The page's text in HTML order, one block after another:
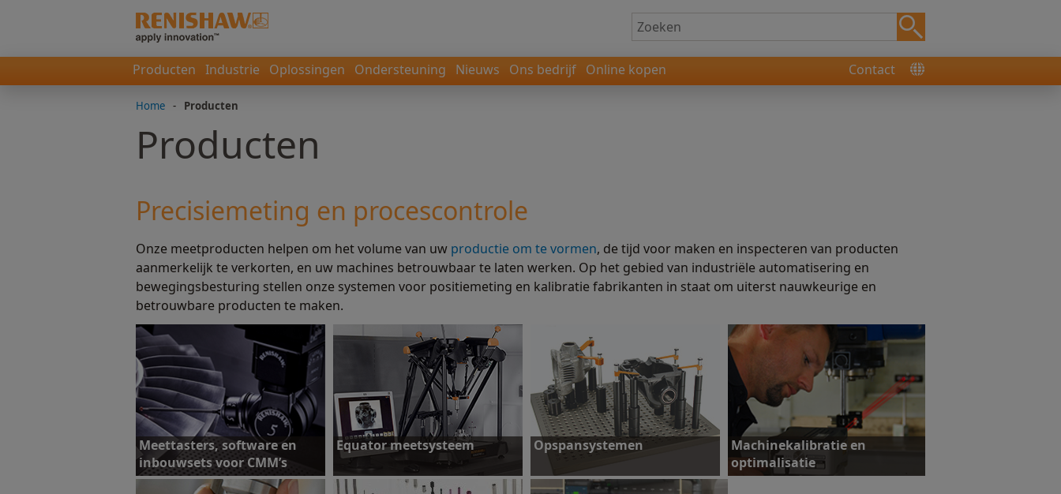
Producten Industrie Oplossingen Ondersteuning Nieuws Ons bedrijf Online kopen Contact
Home - Producten
Producten
Precisiemeting en procescontrole
Onze meetproducten helpen om het volume van uw productie om te vormen, de tijd voor maken en inspecteren van producten
aanmerkelijk te verkorten, en uw machines betrouwbaar te laten werken. Op het gebied van industriële automatisering en
bewegingsbesturing stellen onze systemen voor positiemeting en kalibratie fabrikanten in staat om uiterst nauwkeurige en
betrouwbare producten te maken.
Meettasters, software en
inbouwsets voor CMM’s
Equator meetsysteem Opspansystemen
Machinekalibratie en
optimalisatie